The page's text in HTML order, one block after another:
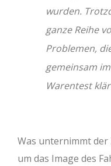
wurden.
ganze Reihe
Problemen,
gemeinsam
Warentest
Was unternimmt
um das Image des